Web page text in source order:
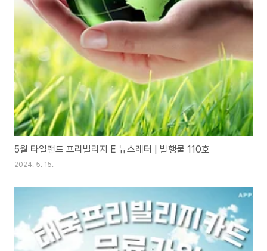
5월 타일랜드 프리빌리지 E 뉴스레터 | 발행물 110호
2024. 5. 15.